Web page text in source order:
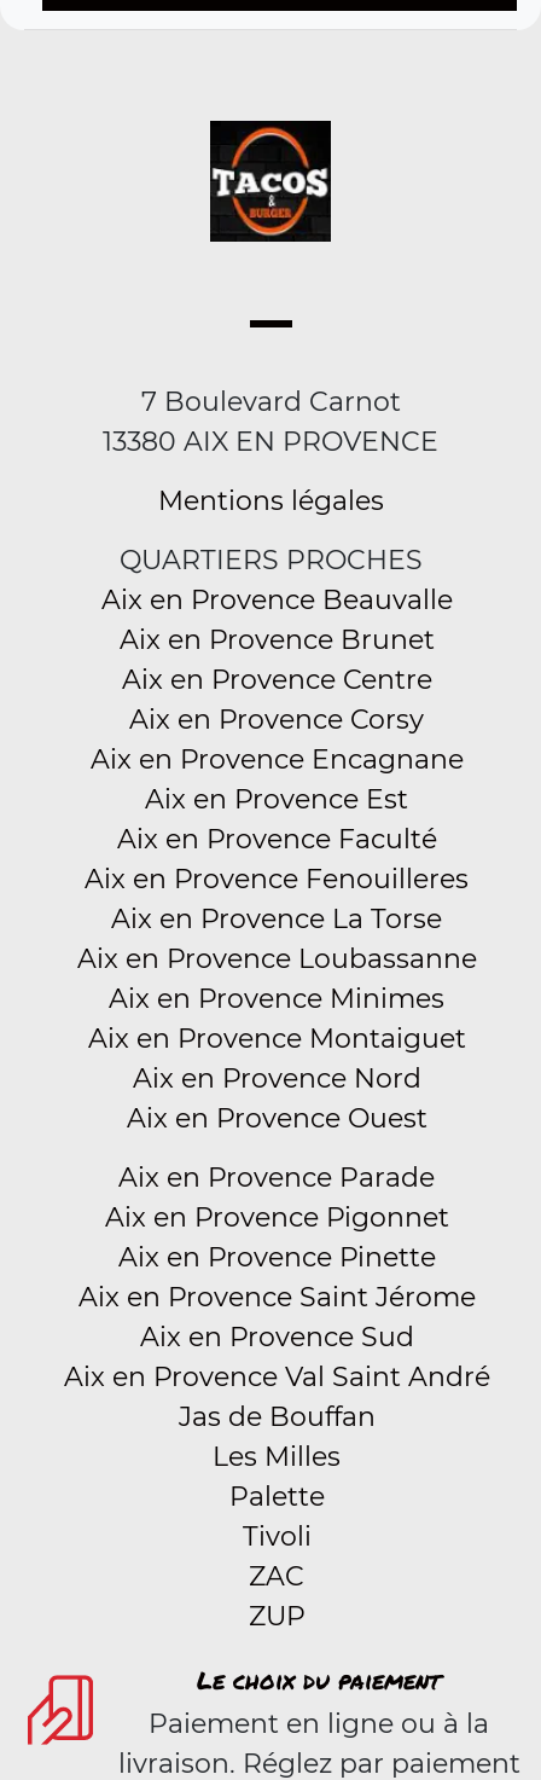
7 Boulevard Carnot
13380 AIX EN PROVENCE
Mentions légales
QUARTIERS PROCHES
Aix en Provence Beauvalle
Aix en Provence Brunet
Aix en Provence Centre
Aix en Provence Corsy
Aix en Provence Encagnane
Aix en Provence Est
Aix en Provence Faculté
Aix en Provence Fenouilleres
Aix en Provence La Torse
Aix en Provence Loubassanne
Aix en Provence Minimes
Aix en Provence Montaiguet
Aix en Provence Nord
Aix en Provence Ouest
Aix en Provence Parade
Aix en Provence Pigonnet
Aix en Provence Pinette
Aix en Provence Saint Jérome
Aix en Provence Sud
Aix en Provence Val Saint André
Jas de Bouffan
Les Milles
Palette
Tivoli
ZAC
ZUP
Le choix du paiement
Paiement en ligne ou à la
livraison. Réglez par paiement